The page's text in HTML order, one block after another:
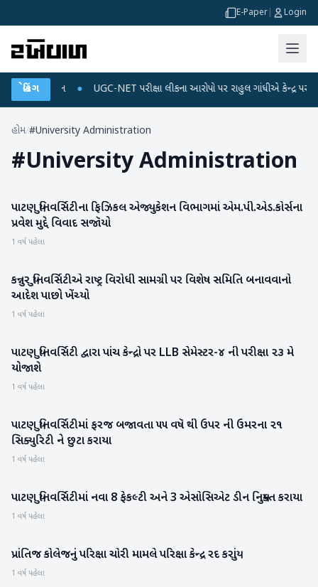
E-Paper Login
બ્રેકિંગ
ડેટા પ્લાન ● UGC-NET પરીક્ષા લીકના આરોપો પર રાહુલ ગાંધીએ કેન્દ્ર પર પ્રહાર
હોમ/#University Administration
#University Administration
પાટણ
પાટણ યુનિવર્સિટીના ફિઝિકલ એજ્યુકેશન વિભાગમાં એમ.પી.એડ.કોર્સના
પ્રવેશ મુદ્દે વિવાદ સજૉયો
1 વર્ષ પહેલા
રાષ્ટ્રીય
કન્નુર યુનિવર્સિટીએ રાષ્ટ્ર વિરોધી સામગ્રી પર વિશેષ સમિતિ બનાવવાનો
આદેશ પાછો ખેંચ્યો
1 વર્ષ પહેલા
પાટણ
પાટણ યુનિવર્સિટી દ્વારા પાંચ કેન્દ્રો પર LLB સેમેસ્ટર-૪ ની પરીક્ષા ૨૩ મે
યોજાશે
1 વર્ષ પહેલા
પાટણ
પાટણ યુનિવર્સિટીમાં ફરજ બજાવતા ૫૫ વષૅ થી ઉપર ની ઉમરના ૨૧
સિક્યુરિટી ને છુટા કરાયા
1 વર્ષ પહેલા
પાટણ
પાટણ યુનિવર્સિટીમાં નવા 8 ફેકલ્ટી અને 3 એસોસિએટ ડીન નિયુક્ત કરાયા
1 વર્ષ પહેલા
પાટણ
પ્રાંતિજ કોલેજનું પરિક્ષા ચોરી મામલે પરિક્ષા કેન્દ્ર રદ કરાયું
1 વર્ષ પહેલા